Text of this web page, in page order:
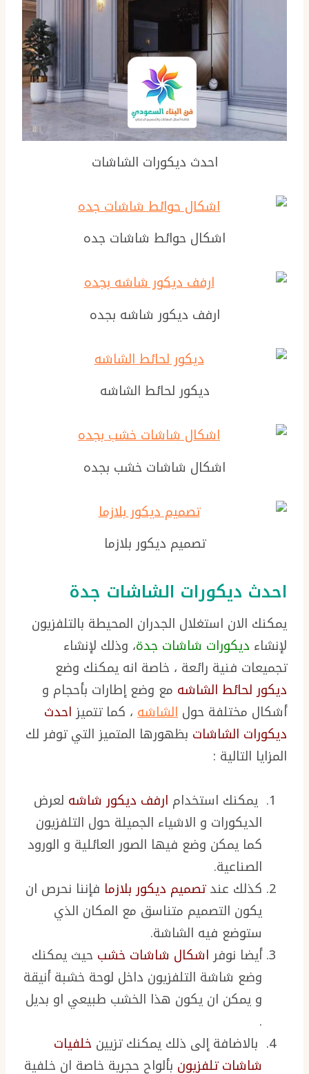
احدث ديكورات الشاشات
اشكال حوائط شاشات جده
ارفف ديكور شاشه بجده
ديكور لحائط الشاشه
اشكال شاشات خشب بجده
تصميم ديكور بلازما
احدث ديكورات الشاشات جدة
يمكنك الان استغلال الجدران المحيطة بالتلفزيون
لإنشاء ديكورات شاشات جدة، وذلك لإنشاء
تجميعات فنية رائعة ، خاصة انه يمكنك وضع
ديكور لحائط الشاشه مع وضع إطارات بأحجام و
أشكال مختلفة حول الشاشه ، كما تتميزاحدث
ديكورات الشاشات بظهورها المتميز التي توفر لك
المزايا التالية :
يمكنك استخدام ارفف ديكور شاشه لعرض
الديكورات و الاشياء الجميلة حول التلفزيون
كما يمكن وضع فيها الصور العائلية و الورود
الصناعية.
كذلك عندتصميم ديكور بلازما فإننا نحرص ان
يكون التصميم متناسق مع المكان الذي
ستوضع فيه الشاشة.
أيضا نوفراشكال شاشات خشب حيث يمكنك
وضع شاشة التلفزيون داخل لوحة خشبة أنيقة
و يمكن ان يكون هذا الخشب طبيعي او بديل
.
بالاضافة إلى ذلك يمكنك تزيين خلفيات
شاشات تلفزيون بألواح حجرية خاصة ان خلفية